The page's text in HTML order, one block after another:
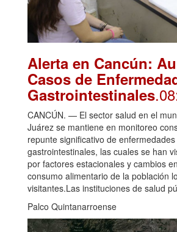
Alerta en Cancún:
Casos de
Gastrointestinales
CANCÚN. — El sector salud en el
Juárez se mantiene en monitoreo
repunte significativo de enfermedades
gastrointestinales, las cuales se han
por factores estacionales y cambios
consumo alimentario de la población
visitantes.Las instituciones de salud
Palco Quintanarroense